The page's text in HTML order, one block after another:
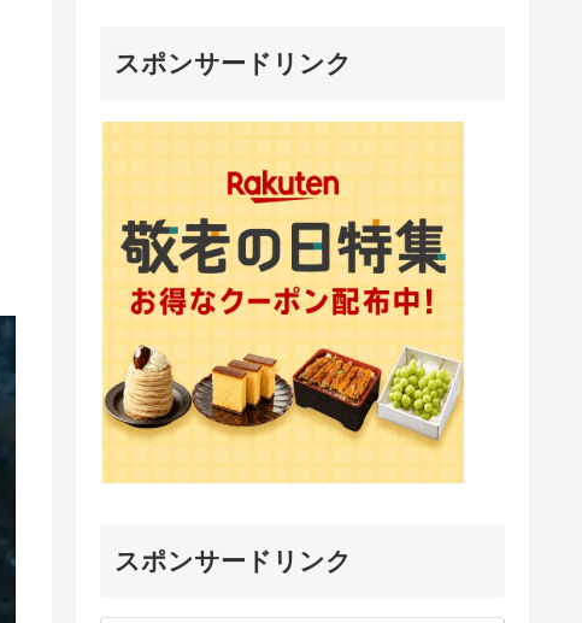
スポンサードリンク
スポンサードリンク